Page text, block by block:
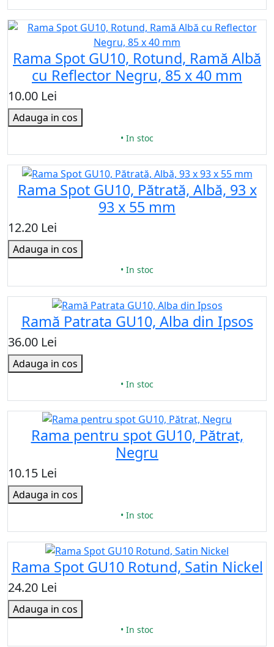
Rama Spot GU10, Rotund, Ramă Albă
cu Reflector Negru, 85 x 40 mm
10.00 Lei
Adauga in cos
• In stoc
Rama Spot GU10, Pătrată, Albă, 93 x
93 x 55 mm
12.20 Lei
Adauga in cos
• In stoc
Ramă Patrata GU10, Alba din Ipsos
36.00 Lei
Adauga in cos
• In stoc
Rama pentru spot GU10, Pătrat,
Negru
10.15 Lei
Adauga in cos
• In stoc
Rama Spot GU10 Rotund, Satin Nickel
24.20 Lei
Adauga in cos
• In stoc